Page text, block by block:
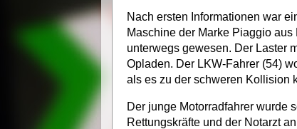
Nach ersten Informationen war
Maschine der Marke Piaggio
unterwegs gewesen. Der Laster
Opladen. Der LKW-Fahrer (54)
als es zu der schweren Kollision
Der junge Motorradfahrer wurde
Rettungskräfte und der Notarzt